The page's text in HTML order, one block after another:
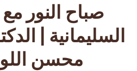
صباح النور​
السليمانية |
محسن